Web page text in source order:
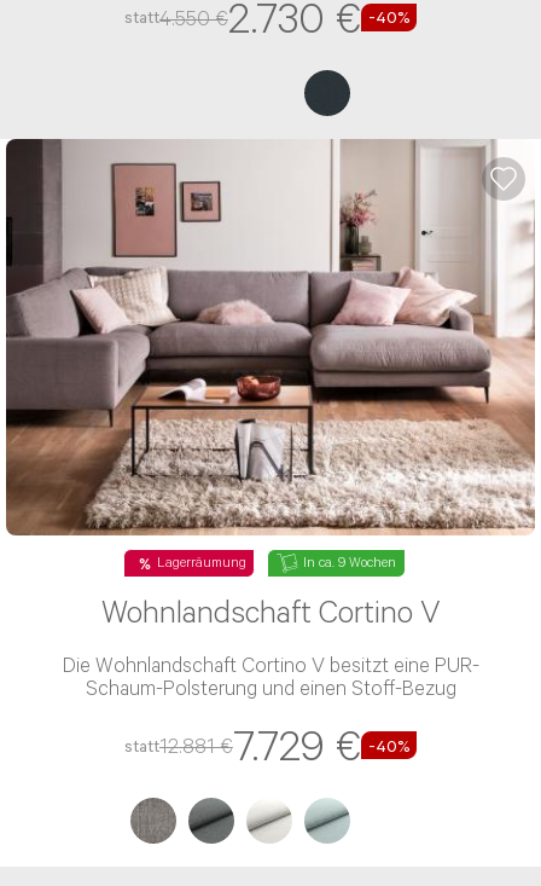
statt4.550 €2.730 € -40%
Lagerräumung In ca. 9 Wochen
Wohnlandschaft Cortino V
Die Wohnlandschaft Cortino V besitzt eine PUR-
Schaum-Polsterung und einen Stoff-Bezug
statt12.881 €7.729 € -40%